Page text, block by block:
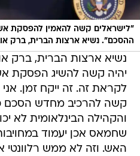
"לישראלים קשה להאמין להפסקת אש
ההסכם". נשיא ארצות הברית, ברק
נשיא ארצות הברית, ברק
יהיה קשה להשיג הפסקת
לקראת זה. זה ייקח זמן.
קשה להרכיב מחדש הסכם
והקהילה הבינלאומית לא
שחמאס אכן יעמוד
האש. וזה לא ממש רלוונטי